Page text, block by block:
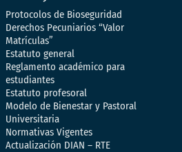
Protocolos de Bioseguridad
Derechos Pecuniarios “Valor
Matrículas”
Estatuto general
Reglamento académico para
estudiantes
Estatuto profesoral
Modelo de Bienestar y Pastoral
Universitaria
Normativas Vigentes
Actualización DIAN – RTE